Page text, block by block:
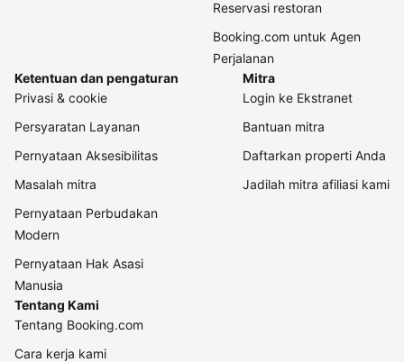
Reservasi restoran
Booking.com untuk Agen
Perjalanan
Ketentuan dan pengaturan
Privasi & cookie
Persyaratan Layanan
Pernyataan Aksesibilitas
Masalah mitra
Pernyataan Perbudakan
Modern
Pernyataan Hak Asasi
Manusia
Mitra
Login ke Ekstranet
Bantuan mitra
Daftarkan properti Anda
Jadilah mitra afiliasi kami
Tentang Kami
Tentang Booking.com
Cara kerja kami